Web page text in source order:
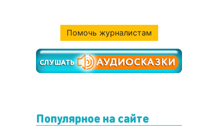
Помочь журналистам
Популярное на сайте